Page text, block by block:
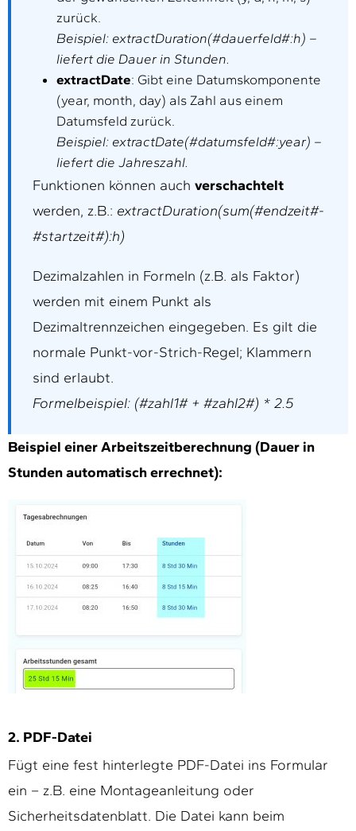
zurück.
Beispiel: extractDuration(#dauerfeld#:h) –
liefert die Dauer in Stunden.
extractDate: Gibt eine Datumskomponente
(year, month, day) als Zahl aus einem
Datumsfeld zurück.
Beispiel: extractDate(#datumsfeld#:year) –
liefert die Jahreszahl.
Funktionen können auch verschachtelt
werden, z.B.: extractDuration(sum(#endzeit#-
#startzeit#):h)
Dezimalzahlen in Formeln (z.B. als Faktor)
werden mit einem Punkt als
Dezimaltrennzeichen eingegeben. Es gilt die
normale Punkt-vor-Strich-Regel; Klammern
sind erlaubt.
Formelbeispiel: (#zahl1# + #zahl2#) * 2.5
Beispiel einer Arbeitszeitberechnung (Dauer in
Stunden automatisch errechnet):
2. PDF-Datei
Fügt eine fest hinterlegte PDF-Datei ins Formular
ein – z.B. eine Montageanleitung oder
Sicherheitsdatenblatt. Die Datei kann beim